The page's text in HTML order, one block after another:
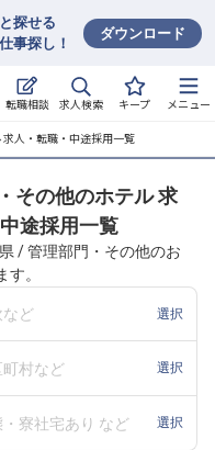
探せる
事探し！
ダウンロード
転職相談 求人検索 キープ メニュー
会
て
コラム
人・転職・中途採用一覧
その他のホテル 求
途採用一覧
/ 管理部門・その他のお
。
など 選択
村など 選択
寮社宅あり など 選択